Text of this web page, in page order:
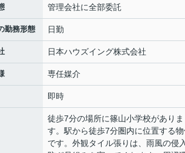
管理会社に全部委託
勤務形態 日勤
日本ハウズイング株式会社
専任媒介
即時
徒歩7分の場所に篠山小学校がありま
す。駅から徒歩7分圏内に位置する
です。外観タイル張りは、雨風の侵